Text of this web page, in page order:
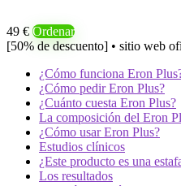
49 € Ordenar
[50% de descuento] • sitio web
¿Cómo funciona Eron
¿Cómo pedir Eron Plus?
¿Cuánto cuesta Eron Plus?
La composición del Eron
¿Cómo usar Eron Plus?
Estudios clínicos
¿Este producto es una
Los resultados